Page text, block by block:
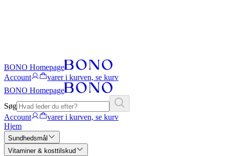
BONO Homepage
Account
varer i kurven, se kurv
BONO Homepage
Søg
Account
varer i kurven, se kurv
Hjem
Sundhedsmål
Vitaminer & kosttilskud